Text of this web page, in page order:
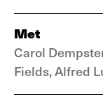
Met
Carol
Fields, Alfred